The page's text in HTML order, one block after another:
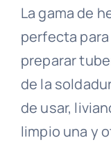
La gama de
perfecta
preparar
de la
de usar,
limpio una y